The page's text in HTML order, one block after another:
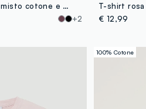
T-shirt girocollo rosa in misto cotone e modal elasticizzato regular fit
+2
€ 12,99
100% Cotone